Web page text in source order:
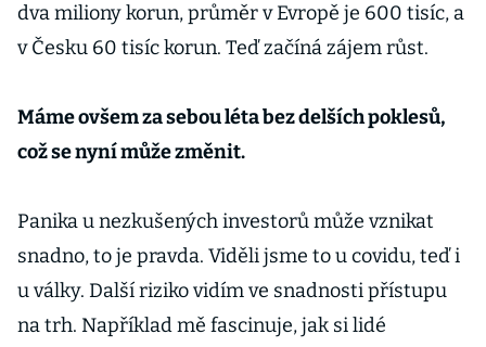
dva miliony korun, průměr v Evropě je 600 tisíc, a
v Česku 60 tisíc korun. Teď začíná zájem růst.
Máme ovšem za sebou léta bez delších poklesů,
což se nyní může změnit.
Panika u nezkušených investorů může vznikat
snadno, to je pravda. Viděli jsme to u covidu, teď i
u války. Další riziko vidím ve snadnosti přístupu
na trh. Například mě fascinuje, jak si lidé